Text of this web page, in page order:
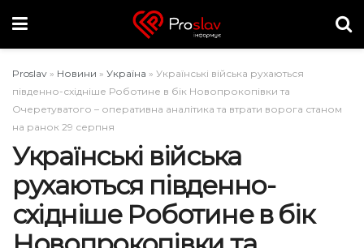
Proslav » Новини » Україна » Українські війська рухаються
південно-східніше Роботине в бік Новопрокопівки та
Очеретуватого – оперативна аналітика та втрати ворога станом
на ранок 29 серпня
Українські війська
рухаються південно-
східніше Роботине в бік